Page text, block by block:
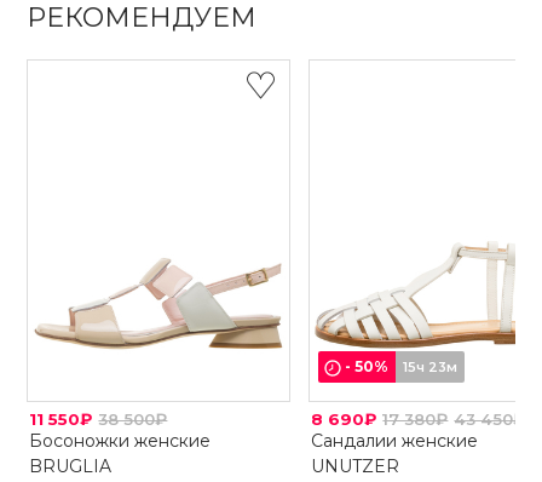
РЕКОМЕНДУЕМ
11 550₽ 38 500₽
Босоножки женские
BRUGLIA
-50% 15ч 23м
8 690₽ 17 380₽ 43 450₽
Сандалии женские
UNUTZER